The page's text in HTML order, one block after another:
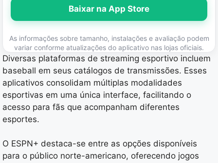
Baixar na App Store
As informações sobre tamanho, instalações e avaliação podem
variar conforme atualizações do aplicativo nas lojas oficiais.
Diversas plataformas de streaming esportivo incluem
baseball em seus catálogos de transmissões. Esses
aplicativos consolidam múltiplas modalidades
esportivas em uma única interface, facilitando o
acesso para fãs que acompanham diferentes
esportes.
O ESPN+ destaca-se entre as opções disponíveis
para o público norte-americano, oferecendo jogos